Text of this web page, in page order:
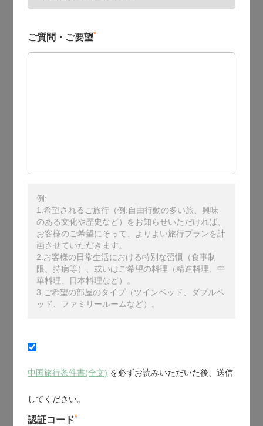
ご質問・ご要望*
例:
1.希望されるご旅行（例:自由行動の多い旅、興味
のある文化や歴史など）をお知らせいただければ、
お客様のご希望にそって、よりよい旅行プランを計
画させていただきます。
2.お客様の日常生活における特別な習慣（食事制
限、持病等）、或いはご希望の料理（精進料理、中
華料理、日本料理など）。
3.ご希望の部屋のタイプ（ツインベッド、ダブルベ
ッド、ファミリールームなど）。
中国旅行条件書(全文) を必ずお読みいただいた後、送信
してください。
認証コード*